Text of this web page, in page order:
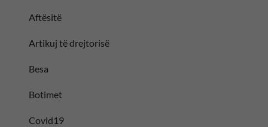
Aftësitë
Artikuj të drejtorisë
Besa
Botimet
Covid19